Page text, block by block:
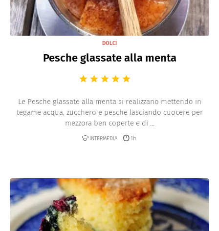
DOLCI
Pesche glassate alla menta
Le Pesche glassate alla menta si realizzano mettendo in
tegame acqua, zucchero e pesche lasciando cuocere per
mezzora ben coperte e di ...
INTERMEDIA 1h